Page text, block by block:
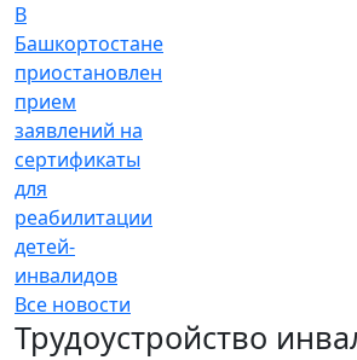
В
Башкортостане
приостановлен
прием
заявлений на
сертификаты
для
реабилитации
детей-
инвалидов
Все новости
Трудоустройство